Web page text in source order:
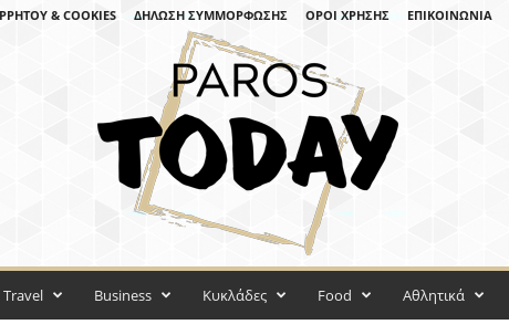
& COOKIES ΔΉΛΩΣΗ ΣΥΜΜΌΡΦΩΣΗΣ ΌΡΟΙ ΧΡΉΣΗΣ ΕΠΙΚΟΙΝΩΝΊΑ
Travel Business Κυκλάδες Food Αθλητικά